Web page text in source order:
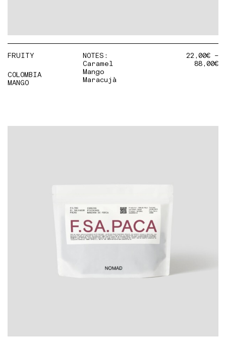
FRUITY
COLOMBIA
MANGO
NOTES:
Caramel
Mango
Maracujà
22,00€–
88,00€